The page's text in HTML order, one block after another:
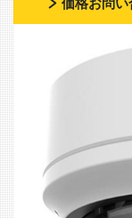
価格お問い